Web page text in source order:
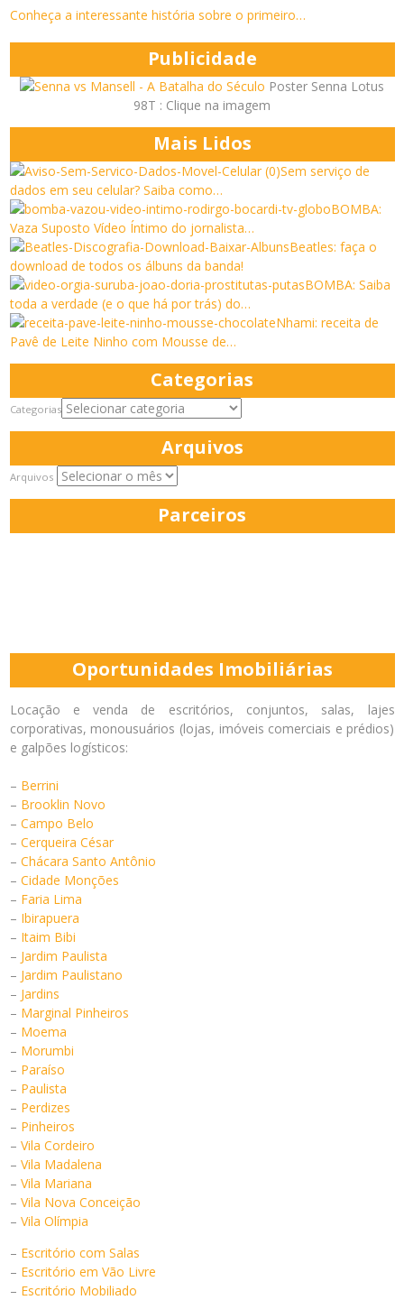
Conheça a interessante história sobre o primeiro…
Publicidade
Poster Senna Lotus
98T : Clique na imagem
Mais Lidos
Sem serviço de
dados em seu celular? Saiba como…
BOMBA:
Vaza Suposto Vídeo Íntimo do jornalista…
Beatles: faça o
download de todos os álbuns da banda!
BOMBA: Saiba
toda a verdade (e o que há por trás) do…
Nhami: receita de
Pavê de Leite Ninho com Mousse de…
Categorias
Categorias
Arquivos
Arquivos
Parceiros
Oportunidades Imobiliárias
Locação e venda de escritórios, conjuntos, salas, lajes
corporativas, monousuários (lojas, imóveis comerciais e prédios)
e galpões logísticos:
– Berrini
– Brooklin Novo
– Campo Belo
– Cerqueira César
– Chácara Santo Antônio
– Cidade Monções
– Faria Lima
– Ibirapuera
– Itaim Bibi
– Jardim Paulista
– Jardim Paulistano
– Jardins
– Marginal Pinheiros
– Moema
– Morumbi
– Paraíso
– Paulista
– Perdizes
– Pinheiros
– Vila Cordeiro
– Vila Madalena
– Vila Mariana
– Vila Nova Conceição
– Vila Olímpia
– Escritório com Salas
– Escritório em Vão Livre
– Escritório Mobiliado